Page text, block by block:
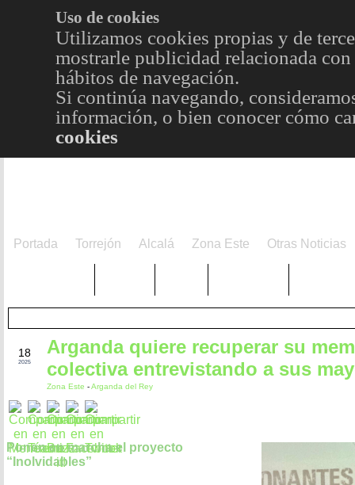
Uso de cookies
Utilizamos cookies propias y de
mostrarle publicidad relacionada
hábitos de navegación.
Si continúa navegando,
información, o bien conocer cómo
cookies
Portada Torrejón Alcalá Zona Este Otras Noticias
18
2025
Arganda quiere recuperar su
colectiva entrevistando a sus
Zona Este -Arganda del Rey
Ponen en marcha el proyecto
“Inolvidables”